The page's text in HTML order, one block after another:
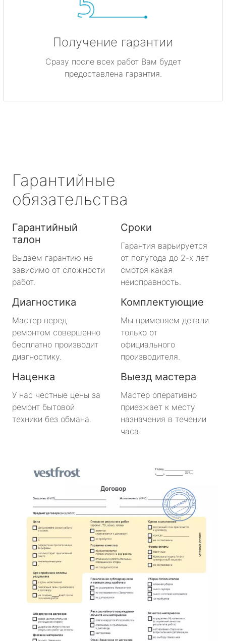
Получение гарантии
Сразу после всех работ Вам будет
предоставлена гарантия.
Гарантийные
обязательства
Гарантийный
талон
Выдаем гарантию не
зависимо от сложности
работ.
Сроки
Гарантия варьируется
от полугода до 2-х лет
смотря какая
неисправность.
Диагностика
Мастер перед
ремонтом совершенно
бесплатно производит
диагностику.
Комплектующие
Мы применяем детали
только от
официального
производителя.
Наценка
У нас честные цены за
ремонт бытовой
техники без обмана.
Выезд мастера
Мастер оперативно
приезжает к месту
назначения в течении
часа.